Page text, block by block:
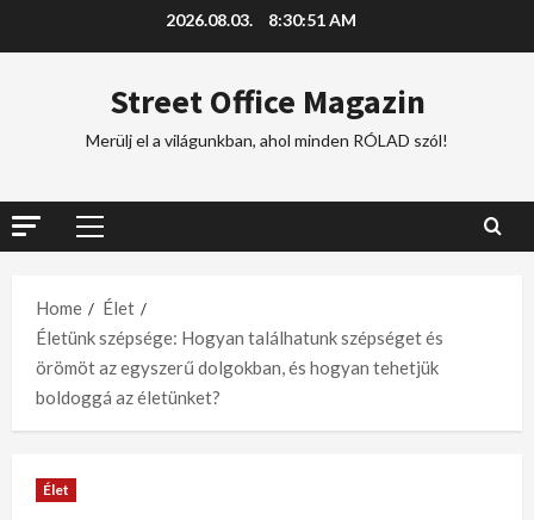
2026.08.03. 8:30:52 AM
Street Office Magazin
Merülj el a világunkban, ahol minden RÓLAD szól!
Home
Élet
Életünk szépsége: Hogyan találhatunk szépséget és
örömöt az egyszerű dolgokban, és hogyan tehetjük
boldoggá az életünket?
Élet